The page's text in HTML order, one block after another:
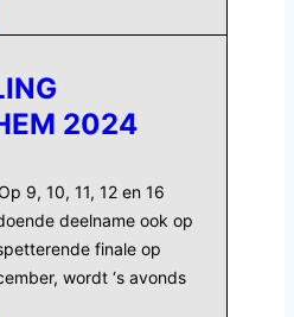
2024
9, 10, 11, 12 en 16
deelname ook op
finale op
wordt ‘s avonds